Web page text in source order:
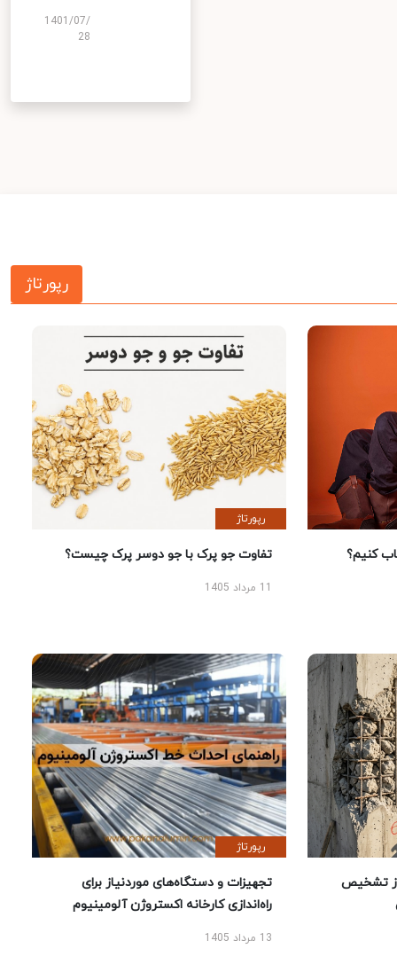
1401/07/
28
رپورتاژ
کنیم؟
رپورتاژ
تفاوت جو پرک با جو دوسر پرک چیست؟
تشخیص
رپورتاژ
تجهیزات و دستگاه‌های موردنیاز برای
راه‌اندازی کارخانه اکستروژن آلومینیوم
13 مرداد 1405